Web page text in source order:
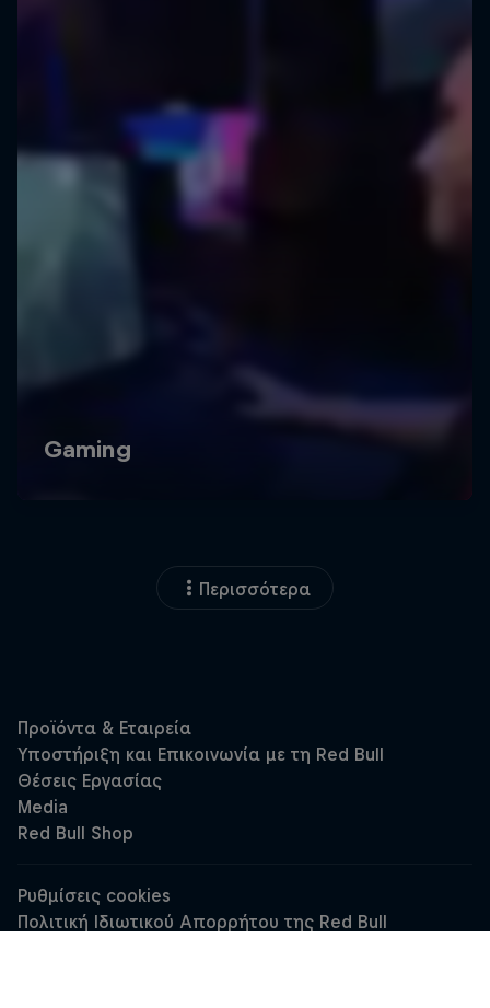
Περισσότερα